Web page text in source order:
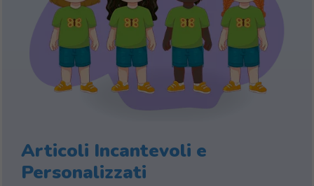
Articoli Incantevoli e
Personalizzati